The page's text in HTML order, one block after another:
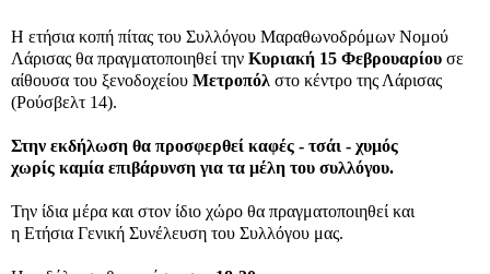
Η ετήσια κοπή πίτας του Συλλόγου Μαραθωνοδρόμων Νομού
Λάρισας θα πραγματοποιηθεί την Κυριακή 15 Φεβρουαρίου σε
αίθουσα του ξενοδοχείου Μετροπόλ στο κέντρο της Λάρισας
(Ρούσβελτ 14).
Στην εκδήλωση θα προσφερθεί καφές - τσάι - χυμός
χωρίς καμία επιβάρυνση για τα μέλη του συλλόγου.
Την ίδια μέρα και στον ίδιο χώρο θα πραγματοποιηθεί και
η Ετήσια Γενική Συνέλευση του Συλλόγου μας.